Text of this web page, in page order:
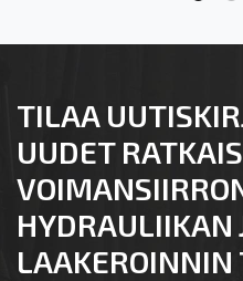
TILAA
UUDET
HYDRAULIIKAN
LAAKEROINNIN